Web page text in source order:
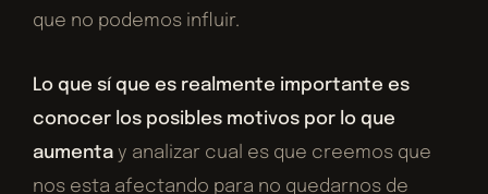
que no podemos influir.
Lo que sí que es realmente importante es
conocer los posibles motivos por lo que
aumenta y analizar cual es que creemos que
nos esta afectando para no quedarnos de